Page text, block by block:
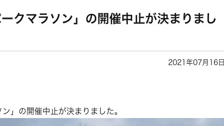
クマラソン」の開催中止が決まりまし
2021年07月16日
」の開催中止が決まりました。